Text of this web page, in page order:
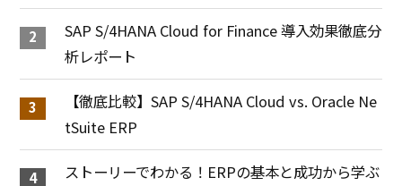
SAP S/4HANA Cloud for Finance 導入効果徹底分
析レポート
【徹底比較】SAP S/4HANA Cloud vs. Oracle Ne
tSuite ERP
ストーリーでわかる！ERPの基本と成功から学ぶ